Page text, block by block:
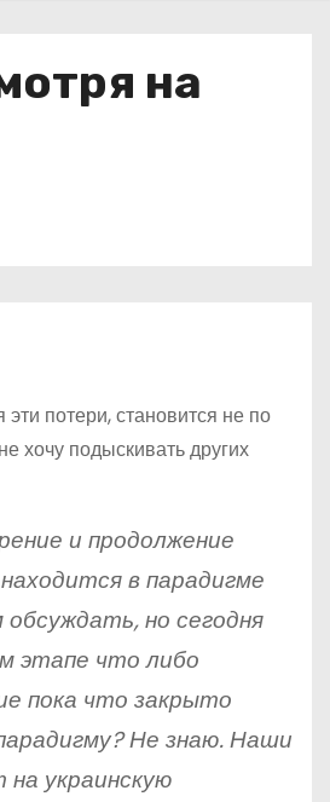
на
потери, становится не по
хочу подыскивать других
и продолжение
в парадигме
но сегодня
этапе что либо
пока что закрыто
Не знаю. Наши
украинскую